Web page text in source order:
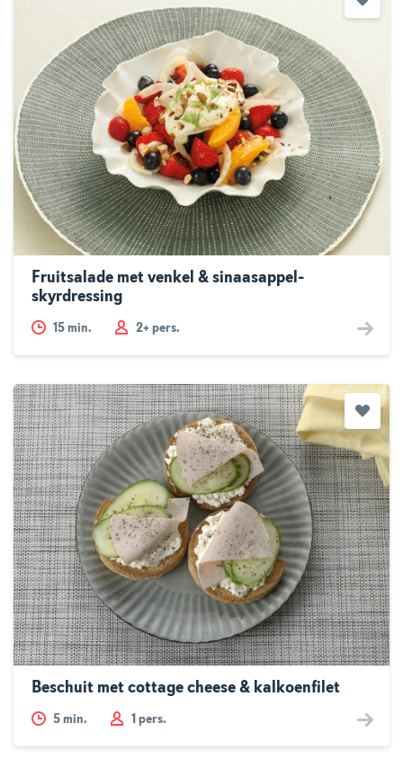
Fruitsalade met venkel & sinaasappel-
skyrdressing
15 min. 2+ pers.
Beschuit met cottage cheese & kalkoenfilet
5 min. 1 pers.